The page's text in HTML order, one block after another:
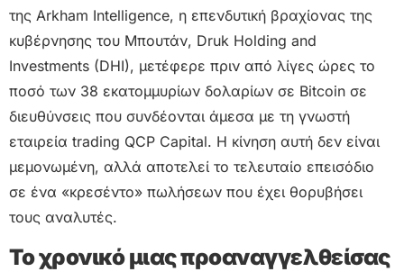
της Arkham Intelligence, η επενδυτική βραχίονας της
κυβέρνησης του Μπουτάν, Druk Holding and
Investments (DHI), μετέφερε πριν από λίγες ώρες το
ποσό των 38 εκατομμυρίων δολαρίων σε Bitcoin σε
διευθύνσεις που συνδέονται άμεσα με τη γνωστή
εταιρεία trading QCP Capital. Η κίνηση αυτή δεν είναι
μεμονωμένη, αλλά αποτελεί το τελευταίο επεισόδιο
σε ένα «κρεσέντο» πωλήσεων που έχει θορυβήσει
τους αναλυτές.
Το χρονικό μιας προαναγγελθείσας